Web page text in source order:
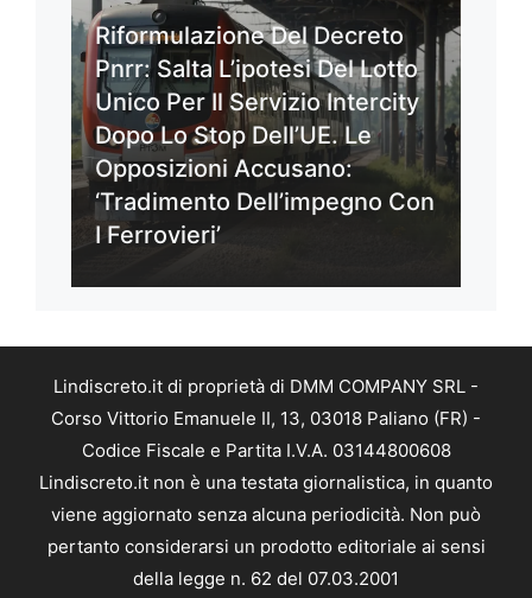
Riformulazione Del Decreto
Pnrr: Salta L’ipotesi Del Lotto
Unico Per Il Servizio Intercity
Dopo Lo Stop Dell’UE. Le
Opposizioni Accusano:
‘Tradimento Dell’impegno Con
I Ferrovieri’
Lindiscreto.it di proprietà di DMM COMPANY SRL -
Corso Vittorio Emanuele II, 13, 03018 Paliano (FR) -
Codice Fiscale e Partita I.V.A. 03144800608
Lindiscreto.it non è una testata giornalistica, in quanto
viene aggiornato senza alcuna periodicità. Non può
pertanto considerarsi un prodotto editoriale ai sensi
della legge n. 62 del 07.03.2001